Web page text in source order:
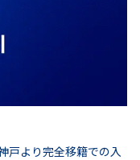
戸より完全移籍での入